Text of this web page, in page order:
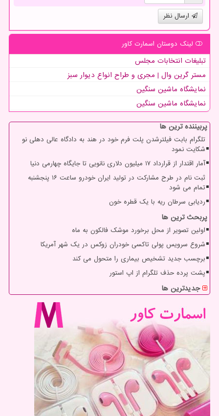
ارسال نظر
لینک دوستان اسمارت كاور
تبلیغات انتخابات مجلس
مستر گرین وال | مجری و طراح انواع دیوار سبز
نمایشگاه ماشین سنگین
نمایشگاه ماشین سنگین
پربیننده ترین ها
تلگرام بابت فیلترشدن پلت فرم خود در هند به دادگاه عالی دهلی نو
شکایت نمود
آمار اقتدار از قرارداد ۱۷ میلیون دلاری نانویی تا جایگاه چهارمی دنیا
ثبت نام در طرح مشارکت در تولید ایران خودرو ساعت ۱۶ پنجشنبه
تمام می شود
ردیابی سرطان ریه با یک قطره خون
پربحث ترین ها
اولین تصویر از محل برخورد موشک فالکون به ماه
شروع سرویس پولی تاکسی خودران زوکس در یک شهر آمریکا
برچسب جدید تشخیص بیماری را متحول می کند
پشت پرده حذف تلگرام از اپ استور
جدیدترین ها